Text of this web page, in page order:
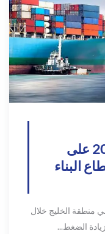
تأثير توترات الخليج في 2026 على
البناء
منطقة الخليج خلال